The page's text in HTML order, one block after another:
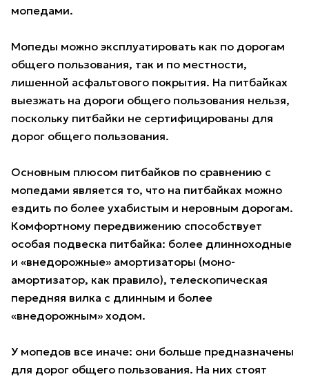
мопедами.
Мопеды можно эксплуатировать как по дорогам
общего пользования, так и по местности,
лишенной асфальтового покрытия. На питбайках
выезжать на дороги общего пользования нельзя,
поскольку питбайки не сертифицированы для
дорог общего пользования.
Основным плюсом питбайков по сравнению с
мопедами является то, что на питбайках можно
ездить по более ухабистым и неровным дорогам.
Комфортному передвижению способствует
особая подвеска питбайка: более длинноходные
и «внедорожные» амортизаторы (моно-
амортизатор, как правило), телескопическая
передняя вилка с длинным и более
«внедорожным» ходом.
У мопедов все иначе: они больше предназначены
для дорог общего пользования. На них стоят